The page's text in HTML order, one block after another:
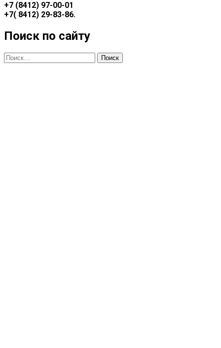
+7 (8412) 97-00-01
+7( 8412) 29-83-86.
Поиск по сайту
Найти: